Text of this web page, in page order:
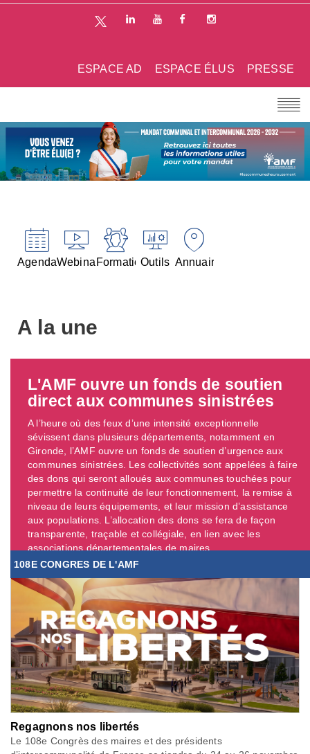
PRESSE
ESPACE ÉLUS
ESPACE AD
AgendaWebinairesFormationsOutils Annuaires
A la une
L'AMF ouvre un fonds de soutien
direct aux communes sinistrées
A l’heure où des feux d’une intensité exceptionnelle
sévissent dans plusieurs départements, notamment en
Gironde, l’AMF ouvre un fonds de soutien d’urgence aux
communes sinistrées. Les collectivités sont appelées à faire
des dons qui seront alloués aux communes touchées pour
permettre la continuité de leur fonctionnement, la remise à
niveau de leurs équipements, et leur mission d’assistance
aux populations. L’allocation des dons se fera de façon
transparente, traçable et collégiale, en lien avec les
associations départementales de maires. ...
108E CONGRES DE L'AMF
Regagnons nos libertés
Le 108e Congrès des maires et des présidents